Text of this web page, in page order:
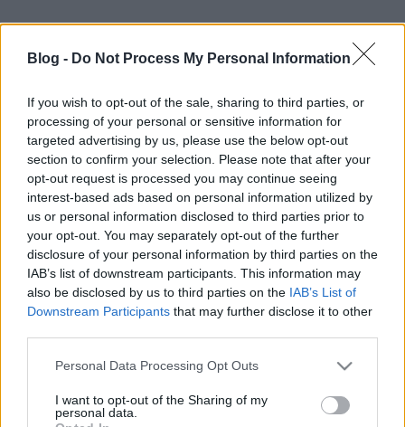
Blog - Do Not Process My Personal Information
If you wish to opt-out of the sale, sharing to third parties, or
processing of your personal or sensitive information for
targeted advertising by us, please use the below opt-out
section to confirm your selection. Please note that after your
opt-out request is processed you may continue seeing
interest-based ads based on personal information utilized by
us or personal information disclosed to third parties prior to
your opt-out. You may separately opt-out of the further
disclosure of your personal information by third parties on the
IAB’s list of downstream participants. This information may
also be disclosed by us to third parties on the IAB’s List of
Downstream Participants that may further disclose it to other
Please note that this website/app uses one or more Google
not limited to your visit or usage behaviour. You may click to
grant or deny consent to Google and its third-party tags to
Personal Data Processing Opt Outs
I want to opt-out of the Sharing of my
personal data.
Schluefweg helyettKolping Arenánakhívják. Az
Egy magyar fiatalember,Hentes Kristófebben a
csarnokban játszik, a Kloten Flyers U17-es
csapatában. Megkértük, tájékoztassa olvasóinkat az
átépítésről. "A pálya mindkét oldala 20-20 centit
lejtett, ez a porbléma megszűnt, merthogy 1,5-2
méterrel mélyebbre ástak le az eddigi pályaszinthez
képest, lejjebb került a játéktér. Ezáltal két új ülősort
lehetett elhelyezni a nézőtéren. Kicserélték a
palánkot, a plexiket, a csarnok egy részén a székek is
újak. Csak az épület belsejéhez nyúltak, kívülről nem
renoválták."
Címkék:vb zürich hentes kristóf kolping arena